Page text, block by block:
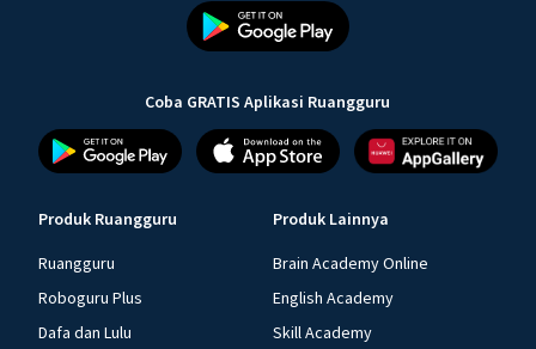
Coba GRATIS Aplikasi Ruangguru
Produk Ruangguru
Ruangguru
Roboguru Plus
Dafa dan Lulu
Produk Lainnya
Brain Academy Online
English Academy
Skill Academy